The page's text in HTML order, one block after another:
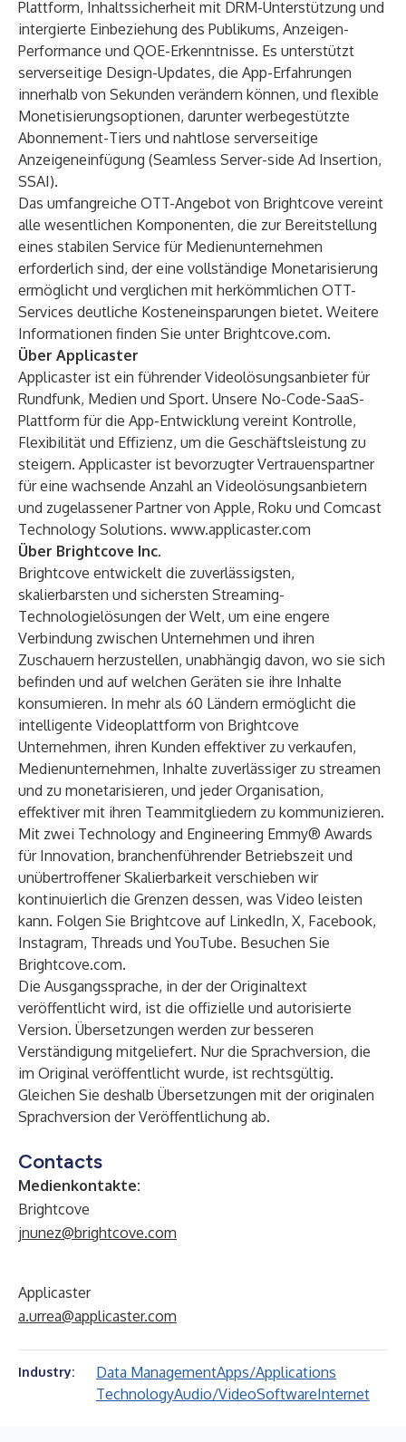
Plattform, Inhaltssicherheit mit DRM-Unterstützung und
intergierte Einbeziehung des Publikums, Anzeigen-
Performance und QOE-Erkenntnisse. Es unterstützt
serverseitige Design-Updates, die App-Erfahrungen
innerhalb von Sekunden verändern können, und flexible
Monetisierungsoptionen, darunter werbegestützte
Abonnement-Tiers und nahtlose serverseitige
Anzeigeneinfügung (Seamless Server-side Ad Insertion,
SSAI).
Das umfangreiche OTT-Angebot von Brightcove vereint
alle wesentlichen Komponenten, die zur Bereitstellung
eines stabilen Service für Medienunternehmen
erforderlich sind, der eine vollständige Monetarisierung
ermöglicht und verglichen mit herkömmlichen OTT-
Services deutliche Kosteneinsparungen bietet. Weitere
Informationen finden Sie unter Brightcove.com.
Über Applicaster
Applicaster ist ein führender Videolösungsanbieter für
Rundfunk, Medien und Sport. Unsere No-Code-SaaS-
Plattform für die App-Entwicklung vereint Kontrolle,
Flexibilität und Effizienz, um die Geschäftsleistung zu
steigern. Applicaster ist bevorzugter Vertrauenspartner
für eine wachsende Anzahl an Videolösungsanbietern
und zugelassener Partner von Apple, Roku und Comcast
Technology Solutions. www.applicaster.com
Über Brightcove Inc.
Brightcove entwickelt die zuverlässigsten,
skalierbarsten und sichersten Streaming-
Technologielösungen der Welt, um eine engere
Verbindung zwischen Unternehmen und ihren
Zuschauern herzustellen, unabhängig davon, wo sie sich
befinden und auf welchen Geräten sie ihre Inhalte
konsumieren. In mehr als 60 Ländern ermöglicht die
intelligente Videoplattform von Brightcove
Unternehmen, ihren Kunden effektiver zu verkaufen,
Medienunternehmen, Inhalte zuverlässiger zu streamen
und zu monetarisieren, und jeder Organisation,
effektiver mit ihren Teammitgliedern zu kommunizieren.
Mit zwei Technology and Engineering Emmy® Awards
für Innovation, branchenführender Betriebszeit und
unübertroffener Skalierbarkeit verschieben wir
kontinuierlich die Grenzen dessen, was Video leisten
kann. Folgen Sie Brightcove auf LinkedIn, X, Facebook,
Instagram, Threads und YouTube. Besuchen Sie
Brightcove.com.
Die Ausgangssprache, in der der Originaltext
veröffentlicht wird, ist die offizielle und autorisierte
Version. Übersetzungen werden zur besseren
Verständigung mitgeliefert. Nur die Sprachversion, die
im Original veröffentlicht wurde, ist rechtsgültig.
Gleichen Sie deshalb Übersetzungen mit der originalen
Sprachversion der Veröffentlichung ab.
Contacts
Medienkontakte:
Brightcove
jnunez@brightcove.com
Applicaster
a.urrea@applicaster.com
Industry: Data ManagementApps/Applications
TechnologyAudio/VideoSoftwareInternet